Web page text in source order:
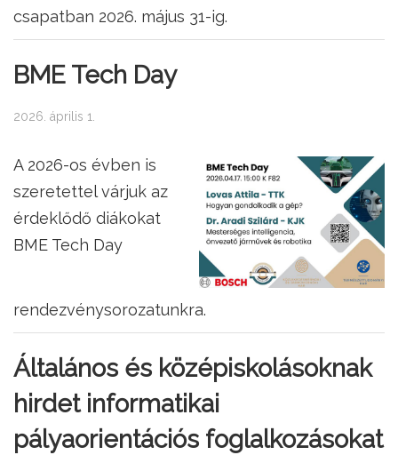
csapatban 2026. május 31-ig.
BME Tech Day
2026. április 1.
A 2026-os évben is
szeretettel várjuk az
érdeklődő diákokat
BME Tech Day
rendezvénysorozatunkra.
Általános és középiskolásoknak
hirdet informatikai
pályaorientációs foglalkozásokat